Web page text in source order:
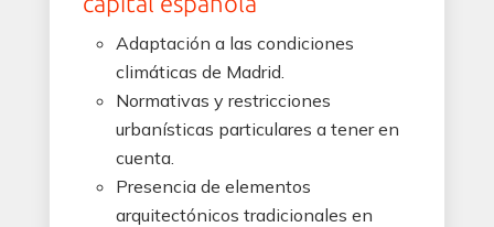
Adaptación a las condiciones
climáticas de Madrid.
Normativas y restricciones
urbanísticas particulares a tener en
cuenta.
Presencia de elementos
arquitectónicos tradicionales en